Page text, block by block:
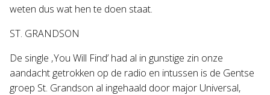
weten dus wat hen te doen staat.
ST. GRANDSON
De single ‚You Will Find’ had al in gunstige zin onze
aandacht getrokken op de radio en intussen is de Gentse
groep St. Grandson al ingehaald door major Universal,